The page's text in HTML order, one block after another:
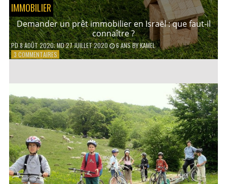
IMMOBILIER
Demander un prêt immobilier en Israël : que faut-il
connaître ?
PD8 AOÛT 2020; MD 27 JUILLET 2020 6 ANSBYKAMEL
3 COMMENTAIRESSUR
EN
ISRAËL
:
QUE
FAUT-
IL
CONNAÎTRE
?